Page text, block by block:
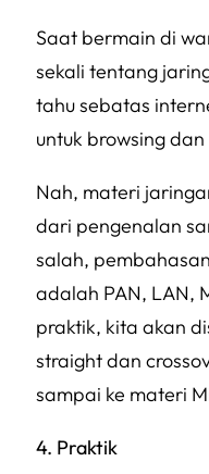
Saat bermain di
sekali tentang
tahu sebatas
untuk browsing
Nah, materi
dari pengenalan
salah,
adalah PAN, LAN,
praktik, kita akan
straight dan
sampai ke materi
4. Praktik